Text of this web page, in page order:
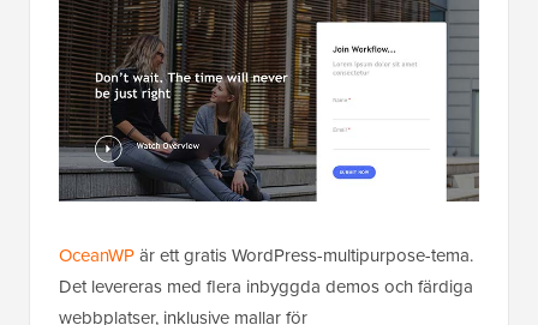
OceanWPär ett gratis WordPress-multipurpose-tema.
Det levereras med flera inbyggda demos och färdiga
webbplatser, inklusive mallar för